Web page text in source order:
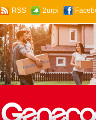
RSS 2urpi